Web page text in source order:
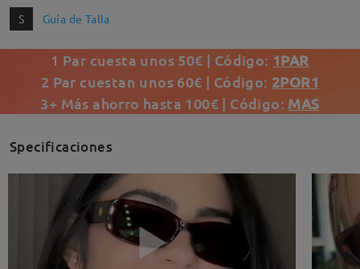
S Guía de Talla
1 Par cuesta unos 50€ | Código: 1PAR
2 Par cuestan unos 60€ | Código: 2POR1
3+ Más ahorro hasta 100€ | Código: MAS
Specificaciones